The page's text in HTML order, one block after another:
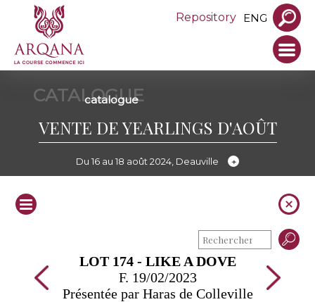
Repository ENG
CATALOGUE
catalogue
VENTE DE YEARLINGS D'AOÛT
Du 16 au 18 août 2024, Deauville
LOT 174 - LIKE A DOVE
F. 19/02/2023
Présentée par Haras de Colleville